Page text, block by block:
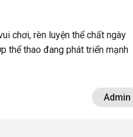
chơi, rèn luyện thể chất ngày
thể thao đang phát triển mạnh
Admin